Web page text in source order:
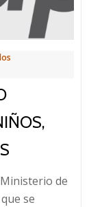
de
se